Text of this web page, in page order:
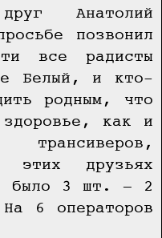
Анатолий
позвонил
все радисты
Белый, и кто-
родным, что
как и
друзьях
было 3 шт. — 2
6 операторов